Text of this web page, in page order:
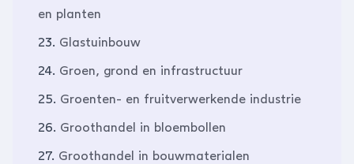
en planten
23. Glastuinbouw
24. Groen, grond en infrastructuur
25. Groenten- en fruitverwerkende industrie
26. Groothandel in bloembollen
27. Groothandel in bouwmaterialen